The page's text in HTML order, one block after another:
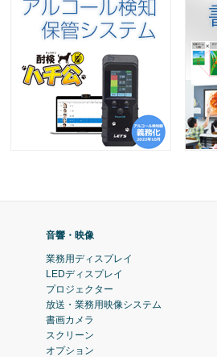
音響・映像
業務用ディスプレイ
LEDディスプレイ
プロジェクター
放送・業務用映像システム
書画カメラ
スクリーン
オプション